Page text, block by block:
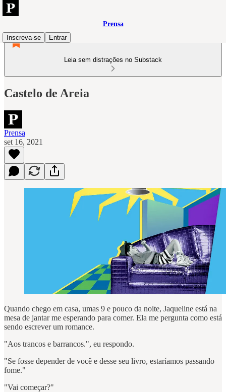
Prensa
Inscreva-se
Entrar
Leia sem distrações no Substack
Castelo de Areia
Prensa
set 16, 2021
Quando chego em casa, umas 9 e pouco da noite, Jaqueline está na
mesa de jantar me esperando para comer. Ela me pergunta como está
sendo escrever um romance.
"Aos trancos e barrancos.", eu respondo.
"Se fosse depender de você e desse seu livro, estaríamos passando
fome."
"Vai começar?"